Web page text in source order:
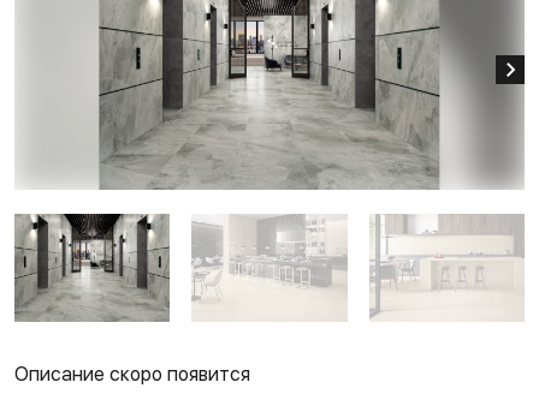
Описание скоро появится